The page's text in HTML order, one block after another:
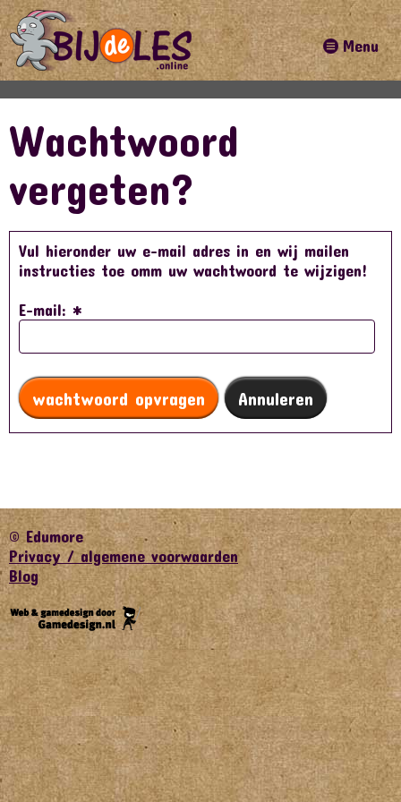
Menu
Wachtwoord
vergeten?
Vul hieronder uw e-mail adres in en wij mailen
instructies toe omm uw wachtwoord te wijzigen!
E-mail: *
wachtwoord opvragen Annuleren
© Edumore
Privacy / algemene voorwaarden
Blog